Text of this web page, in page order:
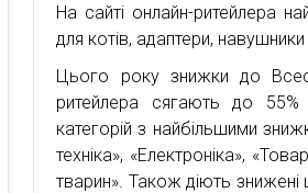
На сайті онлайн-ритейлера
для котів, адаптери, навушники
Цього року знижки до
ритейлера сягають до
категорій з найбільшими
техніка», «Електроніка»,
тварин». Також діють знижені